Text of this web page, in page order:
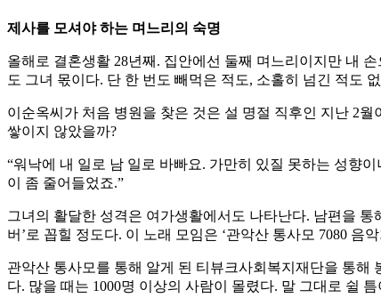
제사를 모셔야 하는 며느리의 숙명
올해로 결혼생활 28년째. 집안에선 둘째 며느리이지만 내
도 그녀 몫이다. 단 한 번도 빼먹은 적도, 소홀히 넘긴 적도
이순옥씨가 처음 병원을 찾은 것은 설 명절 직후인 지난 2
쌓이지 않았을까?
“워낙에 내 일로 남 일로 바빠요. 가만히 있질 못하는 성향
이 좀 줄어들었죠.”
그녀의 활달한 성격은 여가생활에서도 나타난다. 남편을
버’로 꼽힐 정도다. 이 노래 모임은 ‘관악산 통사모 7080 음
관악산 통사모를 통해 알게 된 티뷰크사회복지재단을 통해
다. 많을 때는 1000명 이상의 사람이 몰렸다. 말 그대로 쉴